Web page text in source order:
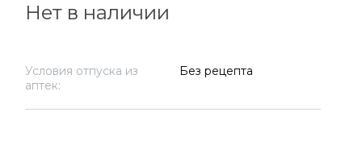
Нет в наличии
Условия отпуска из
аптек:
Без рецепта